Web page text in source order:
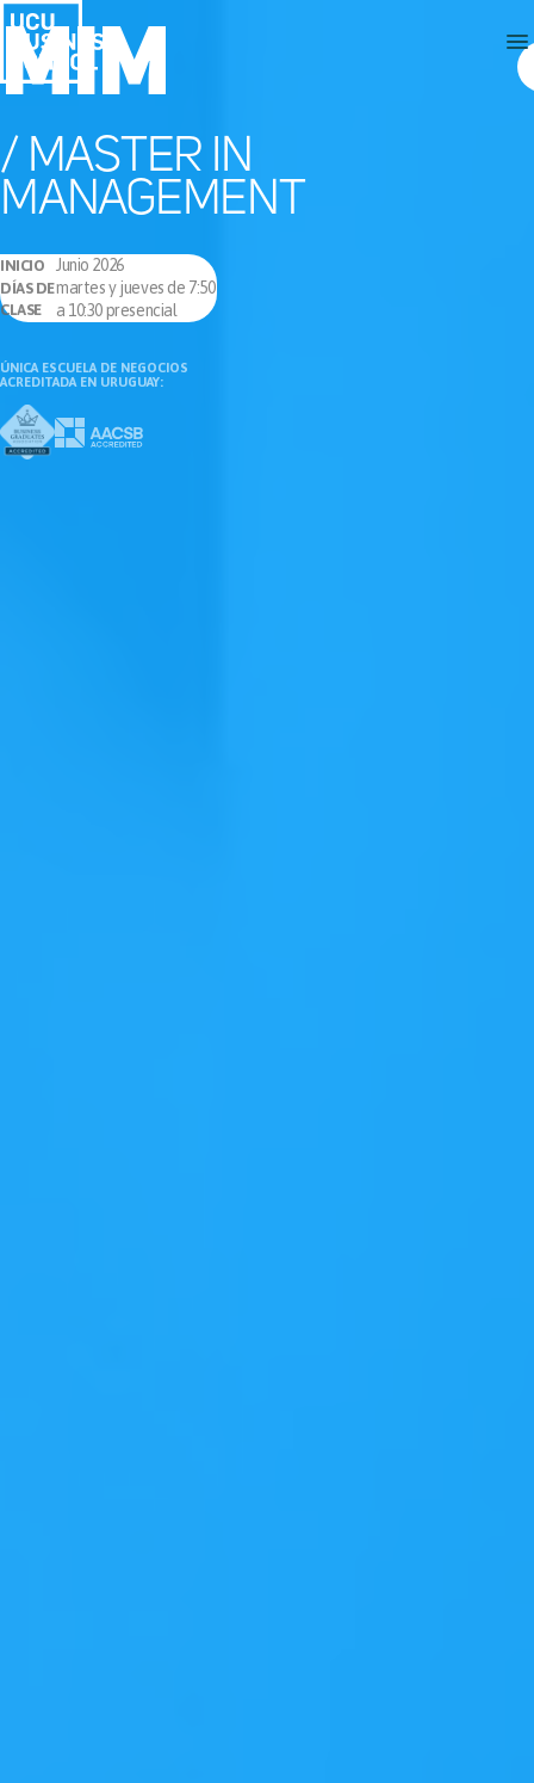
MIM
/ MASTER IN
MANAGEMENT
INICIO Junio 2026
DÍAS DE
CLASE
martes y jueves de 7:50
a 10:30 presencial
ÚNICA ESCUELA DE NEGOCIOS
ACREDITADA EN URUGUAY: